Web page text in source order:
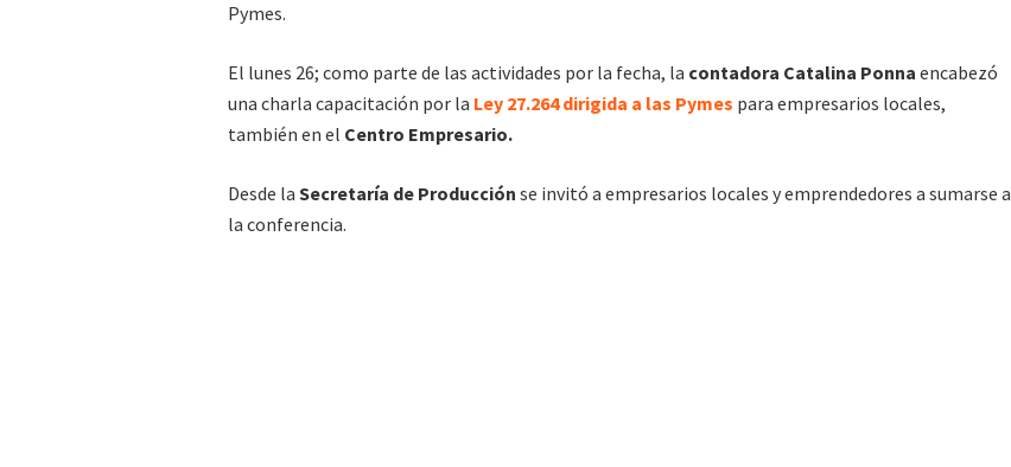
Pymes.
El lunes 26; como parte de las actividades por la fecha, la contadora Catalina Ponna encabezó
una charla capacitación por la Ley 27.264 dirigida a las Pymes para empresarios locales,
también en el Centro Empresario.
Desde la Secretaría de Producción se invitó a empresarios locales y emprendedores a sumarse a
la conferencia.